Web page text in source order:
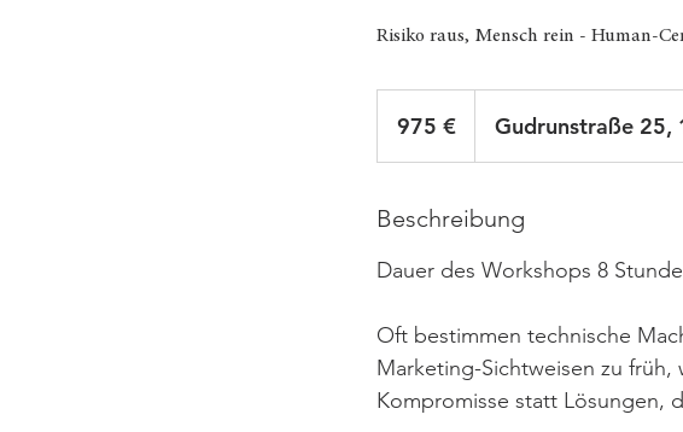
Risiko raus, Mensch rein - Human-
975 € Gudrunstraße 25,
Beschreibung
Dauer des Workshops 8
Oft bestimmen technische
Marketing-Sichtweisen zu früh,
Kompromisse statt Lösungen,